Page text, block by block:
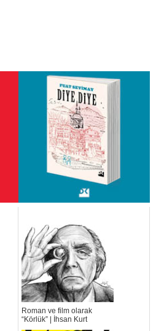
Roman ve film olarak
“Körlük” | İhsan Kurt